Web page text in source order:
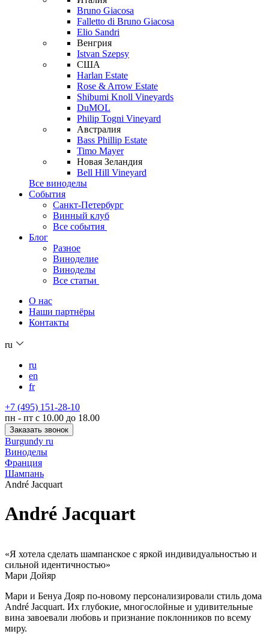
Bruno Giacosa
Falletto di Bruno Giacosa
Elio Sandri
Венгрия
Istvan Szepsy
США
Harlan Estate
Rose & Arrow Estate
Shibumi Knoll Vineyards
DuMOL
Philip Togni Vineyard
Австралия
Bass Phillip Estate
Timo Mayer
Новая Зеландия
Bell Hill Vineyard
Все виноделы
События
Санкт-Петербург
Винный клуб
Все события
Блог
Разное
Виноделие
Виноделы
Все статьи
О нас
Наши партнёры
Контакты
ru
ru
en
fr
+7 (495) 151-28-10
пн - пт с 10.00 до 18.00
Заказать звонок
Burgundy ru
Виноделы
Франция
Шампань
André Jacquart
André Jacquart
«Я хотела сделать шампанское с яркой индивидуальностью и
сильной идентичностью»
Мари Дойяр
Мари и Бенуа Дояр по-новому персонализировали стиль дома
André Jacquart. Их глубокие, многослойные и удивительные
вина завоевали любовь и признание поклонников по всему
миру.